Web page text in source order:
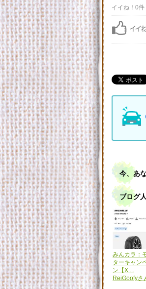
イイね！0件
今、あ
ブログ
みんカラ：
ターキャン
ン【X ...
ReiGoofyさ